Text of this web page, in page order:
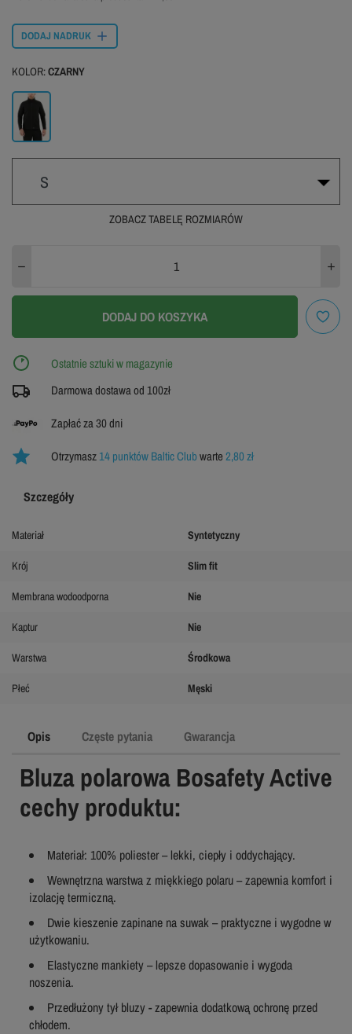
DODAJ NADRUK
KOLOR:CZARNY
Czarny
S
S
XL
4XL
ZOBACZ TABELĘ ROZMIARÓW
DODAJ DO KOSZYKA
Ostatnie sztuki w magazynie
Darmowa dostawa od 100zł
Zapłać za 30 dni
Otrzymasz14 punktów Baltic Clubwarte2,80 zł
Opis Częste pytania Gwarancja
Bluza polarowa Bosafety Active
cechy produktu:
Materiał: 100% poliester – lekki, ciepły i oddychający.
Wewnętrzna warstwa z miękkiego polaru – zapewnia komfort i
izolację termiczną.
Dwie kieszenie zapinane na suwak – praktyczne i wygodne w
użytkowaniu.
Elastyczne mankiety – lepsze dopasowanie i wygoda
noszenia.
Przedłużony tył bluzy - zapewnia dodatkową ochronę przed
chłodem.
Szczegóły
Materiał Syntetyczny
Krój Slim fit
Membrana wodoodporna Nie
Kaptur Nie
Warstwa Środkowa
Płeć Męski